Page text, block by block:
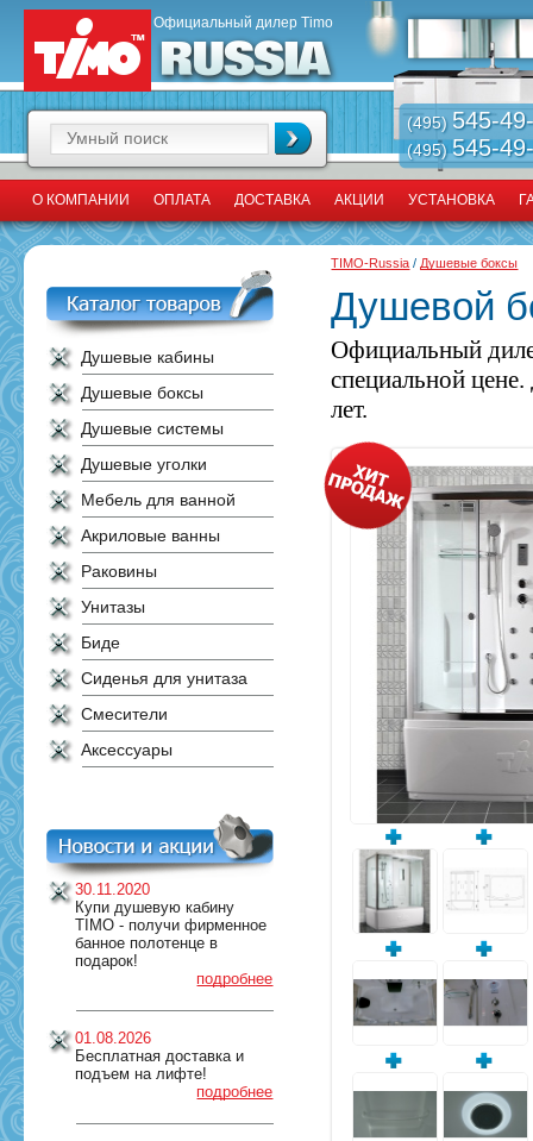
Официальный дилер Timo
(495) 545-
(495)545-
О КОМПАНИИ ОПЛАТА ДОСТАВКА АКЦИИ УСТАНОВКА
Душевые кабины
Душевые боксы
Душевые системы
Душевые уголки
Мебель для ванной
Акриловые ванны
Раковины
Унитазы
Биде
Сиденья для унитаза
Смесители
Аксессуары
30.11.2020
Купи душевую кабину
TIMO - получи фирменное
банное полотенце в
подарок!
подробнее
01.08.2026
Бесплатная доставка и
подъем на лифте!
подробнее
TIMO-Russia / Душевые боксы
Душевой
Официальный
специальной
лет.